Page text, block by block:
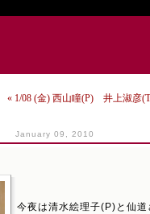
« 1/08 (金) 西山瞳(P) 井上淑彦
January 09, 2010
今夜は清水絵理子(P)と仙